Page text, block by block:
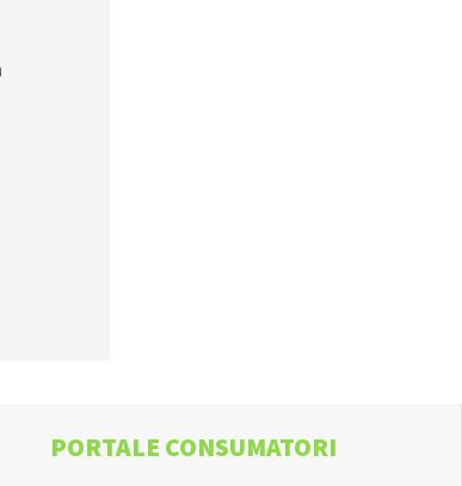
PORTALE CONSUMATORI